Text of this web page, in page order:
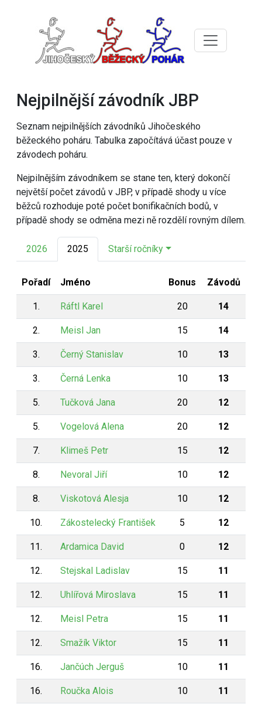
Nejpilnější závodník JBP
Seznam nejpilnějších závodníků Jihočeského
běžeckého poháru. Tabulka započítává účast pouze v
závodech poháru.
Nejpilnějším závodníkem se stane ten, který dokončí
největší počet závodů v JBP, v případě shody u více
běžců rozhoduje poté počet bonifikačních bodů, v
případě shody se odměna mezi ně rozdělí rovným dílem.
2026 2025 Starší ročníky
Pořadí Jméno Bonus Závodů
1. Ráftl Karel 20 14
2. Meisl Jan 15 14
3. Černý Stanislav 10 13
3. Černá Lenka 10 13
5. Tučková Jana 20 12
5. Vogelová Alena 20 12
7. Klimeš Petr 15 12
8. Nevoral Jiří 10 12
8. Viskotová Alesja 10 12
10. Zákostelecký František 5 12
11. Ardamica David 0 12
12. Stejskal Ladislav 15 11
12. Uhlířová Miroslava 15 11
12. Meisl Petra 15 11
12. Smažík Viktor 15 11
16. Jančúch Jerguš 10 11
16. Roučka Alois 10 11